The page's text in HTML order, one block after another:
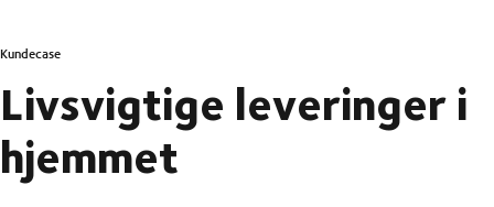
Kundecase
Livsvigtige leveringer i
hjemmet